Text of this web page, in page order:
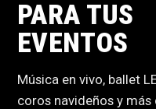
PARA TUS
EVENTOS
Música en vivo, ballet
coros navideños y